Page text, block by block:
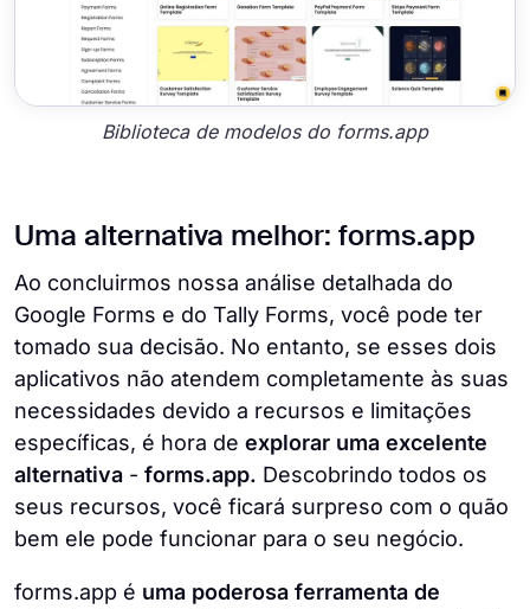
Biblioteca de modelos do forms.app
Uma alternativa melhor: forms.app
Ao concluirmos nossa análise detalhada do
Google Forms e do Tally Forms, você pode ter
tomado sua decisão. No entanto, se esses dois
aplicativos não atendem completamente às suas
necessidades devido a recursos e limitações
específicas, é hora de explorar uma excelente
alternativa - forms.app. Descobrindo todos os
seus recursos, você ficará surpreso com o quão
bem ele pode funcionar para o seu negócio.
forms.app é uma poderosa ferramenta de